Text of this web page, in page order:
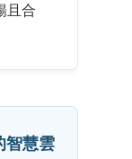
且合
智慧雲